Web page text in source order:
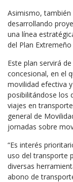
Asimismo,
desarrollando
una línea
del Plan
Este plan servirá
concesional, en el
movilidad efectiva
posibilitándose los
viajes en
general de
jornadas sobre
“Es interés
uso del transporte
diversas
abono de